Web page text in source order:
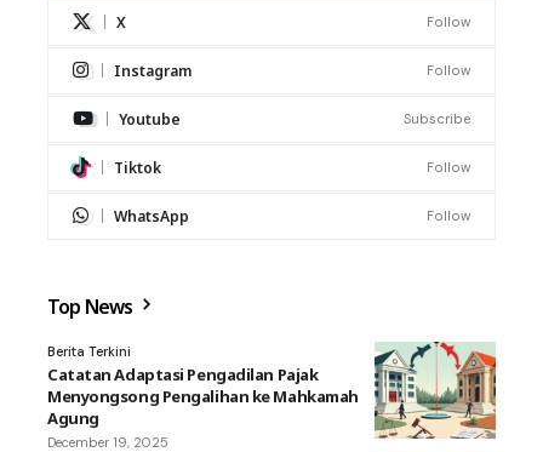
X Follow
Instagram Follow
Youtube Subscribe
Tiktok Follow
WhatsApp Follow
Top News
Berita Terkini
Catatan Adaptasi Pengadilan Pajak
Menyongsong Pengalihan ke Mahkamah
Agung
December 19, 2025